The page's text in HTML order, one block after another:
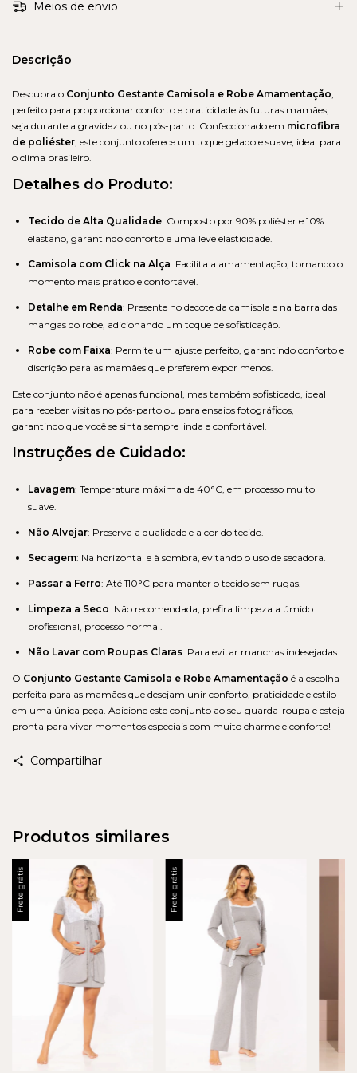
Meios de envio
Descrição
Descubra o Conjunto Gestante Camisola e Robe Amamentação
perfeito para proporcionar conforto e praticidade às futuras mamães,
seja durante a gravidez ou no pós-parto. Confeccionado em microfibra
de poliéster , este conjunto oferece um toque gelado e suave, ideal para
o clima brasileiro.
Detalhes do Produto:
Tecido de Alta Qualidade: Composto por 90% poliéster e 10%
elastano, garantindo conforto e uma leve elasticidade.
Camisola com Click na Alça: Facilita a amamentação, tornando o
momento mais prático e confortável.
Detalhe em Renda: Presente no decote da camisola e na barra das
mangas do robe, adicionando um toque de sofisticação.
Robe com Faixa: Permite um ajuste perfeito, garantindo conforto e
discrição para as mamães que preferem expor menos.
Este conjunto não é apenas funcional, mas também sofisticado, ideal
para receber visitas no pós-parto ou para ensaios fotográficos,
garantindo que você se sinta sempre linda e confortável.
Instruções de Cuidado:
Lavagem: Temperatura máxima de 40°C, em processo muito
suave.
Não Alvejar: Preserva a qualidade e a cor do tecido.
Secagem: Na horizontal e à sombra, evitando o uso de secadora.
Passar a Ferro: Até 110°C para manter o tecido sem rugas.
Limpeza a Seco: Não recomendada; prefira limpeza a úmido
profissional, processo normal.
Não Lavar com Roupas Claras: Para evitar manchas indesejadas.
O Conjunto Gestante Camisola e Robe Amamentação é a escolha
perfeita para as mamães que desejam unir conforto, praticidade e estilo
em uma única peça. Adicione este conjunto ao seu guarda-roupa e esteja
pronta para viver momentos especiais com muito charme e conforto!
Compartilhar
Produtos similares
Frete grátis Frete grátis